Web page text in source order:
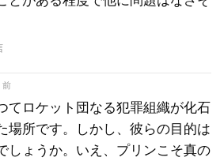
前
てロケット団なる犯罪組織が化石
場所です。しかし、彼らの目的は
しょうか。いえ、プリンこそ真の